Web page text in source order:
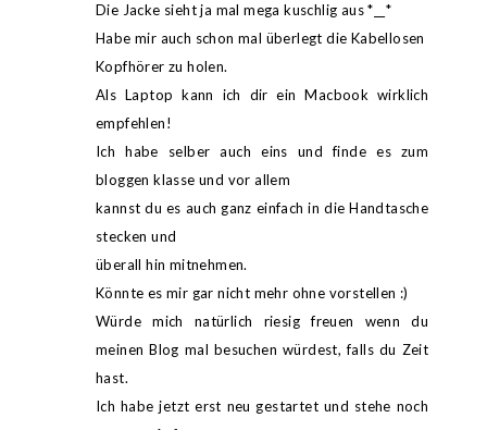
Die Jacke sieht ja mal mega kuschlig aus *__*
Habe mir auch schon mal überlegt die Kabellosen
Kopfhörer zu holen.
Als Laptop kann ich dir ein Macbook wirklich
empfehlen!
Ich habe selber auch eins und finde es zum
bloggen klasse und vor allem
kannst du es auch ganz einfach in die Handtasche
stecken und
überall hin mitnehmen.
Könnte es mir gar nicht mehr ohne vorstellen :)
Würde mich natürlich riesig freuen wenn du
meinen Blog mal besuchen würdest, falls du Zeit
hast.
Ich habe jetzt erst neu gestartet und stehe noch